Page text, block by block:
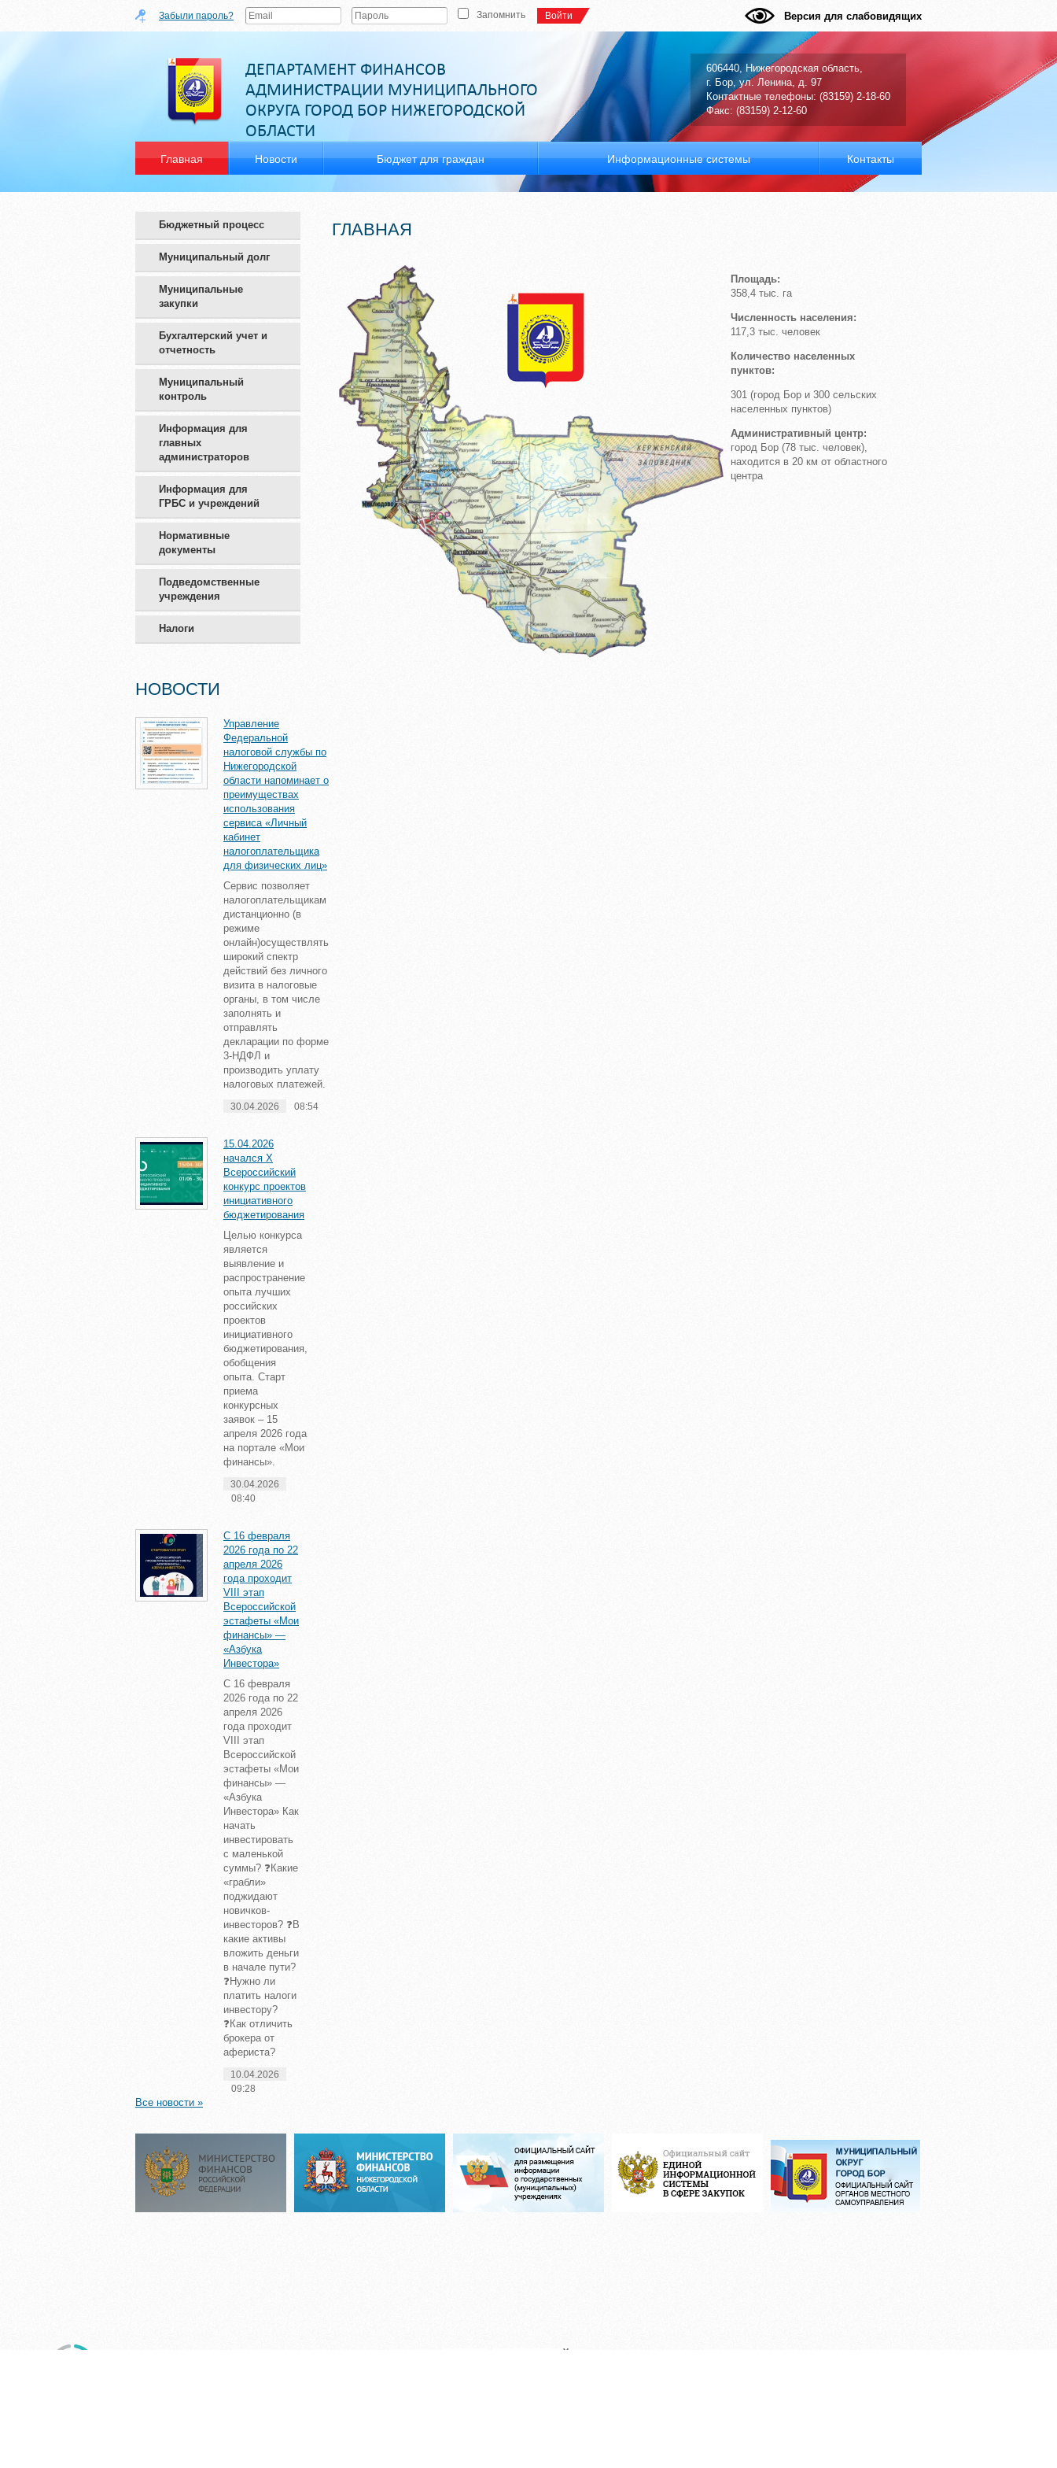
Бюджетный процесс
Муниципальный долг
Муниципальные
закупки
Бухгалтерский учет и
отчетность
Муниципальный
контроль
Информация для
главных
администраторов
Информация для
ГРБС и учреждений
Нормативные
документы
Подведомственные
учреждения
Налоги
НОВОСТИ
Управление
Федеральной
налоговой службы по
Нижегородской
области напоминает о
преимуществах
использования
сервиса «Личный
кабинет
налогоплательщика
для физических лиц»
Сервис позволяет
налогоплательщикам
дистанционно (в
режиме
онлайн)осуществлять
широкий спектр
действий без личного
визита в налоговые
органы, в том числе
заполнять и
отправлять
декларации по форме
3-НДФЛ и
производить уплату
налоговых платежей.
30.04.2026 08:54
15.04.2026
начался X
Всероссийский
конкурс проектов
инициативного
бюджетирования
Целью конкурса
является
выявление и
распространение
опыта лучших
российских
проектов
инициативного
бюджетирования,
обобщения
опыта. Старт
приема
конкурсных
заявок – 15
апреля 2026 года
на портале «Мои
финансы».
30.04.2026
08:40
С 16 февраля
2026 года по 22
апреля 2026
года проходит
VIII этап
Всероссийской
эстафеты «Мои
финансы» —
«Азбука
Инвестора»
С 16 февраля
2026 года по 22
апреля 2026
года проходит
VIII этап
Всероссийской
эстафеты «Мои
финансы» —
«Азбука
Инвестора» Как
начать
инвестировать
с маленькой
суммы? ❓Какие
«грабли»
поджидают
новичков-
инвесторов? ❓В
какие активы
вложить деньги
в начале пути?
❓Нужно ли
платить налоги
инвестору?
❓Как отличить
брокера от
афериста?
10.04.2026
09:28
Все новости »
ГЛАВНАЯ
Площадь:
358,4 тыс. га
Численность населения:
117,3 тыс. человек
Количество населенных
пунктов:
301 (город Бор и 300 сельских
населенных пунктов)
Административный центр:
город Бор (78 тыс. человек),
находится в 20 км от областного
центра
Забыли пароль? Запомнить Войти Версия для слабовидящих
ДЕПАРТАМЕНТ ФИНАНСОВ
АДМИНИСТРАЦИИ МУНИЦИПАЛЬНОГО
ОКРУГА ГОРОД БОР НИЖЕГОРОДСКОЙ
ОБЛАСТИ
606440, Нижегородская область,
г. Бор, ул. Ленина, д. 97
Контактные телефоны: (83159) 2-18-60
Факс: (83159) 2-12-60
Главная Новости Бюджет для граждан Информационные системы Контакты